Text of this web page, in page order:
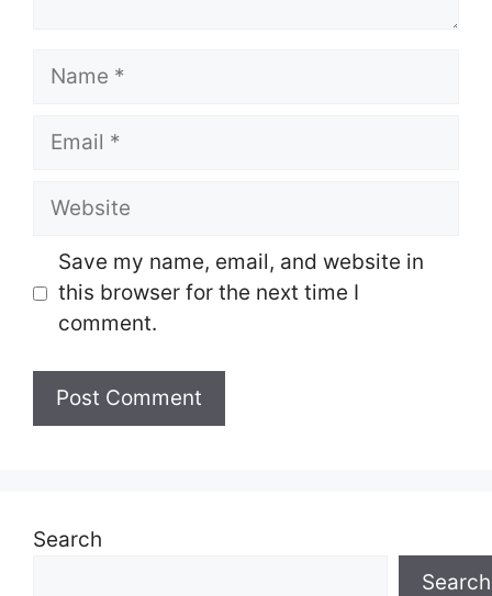
Name
Email
Website
Save my name, email, and website in
this browser for the next time I
comment.
Search
Search